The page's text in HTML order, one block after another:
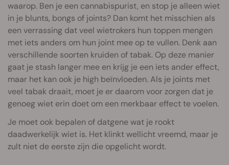
waarop. Ben je een cannabispurist, en stop je alleen wiet
in je blunts, bongs of joints? Dan komt het misschien als
een verrassing dat veel wietrokers hun toppen mengen
met iets anders om hun joint mee op te vullen. Denk aan
verschillende soorten kruiden of tabak. Op deze manier
gaat je stash langer mee en krijg je een iets ander effect,
maar het kan ook je high beïnvloeden. Als je joints met
veel tabak draait, moet je er daarom voor zorgen dat je
genoeg wiet erin doet om een merkbaar effect te voelen.
Je moet ook bepalen of datgene wat je rookt
daadwerkelijk wiet is. Het klinkt wellicht vreemd, maar je
zult niet de eerste zijn die opgelicht wordt.